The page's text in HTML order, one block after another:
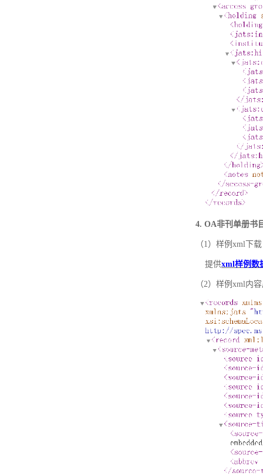
4. OA非刊单册书
（1）样例xml下载
提供xml样例数
（2）样例xml内